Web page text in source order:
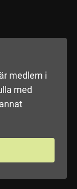
medlem i
med